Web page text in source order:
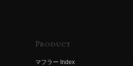
Product
マフラー Index